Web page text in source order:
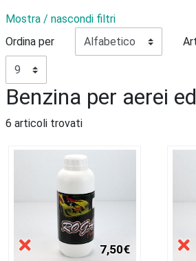
Mostra / nascondi filtri
Ordina per
Benzina per aerei
6 articoli trovati
7,50€